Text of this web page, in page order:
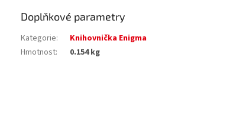
Doplňkové parametry
Kategorie:
Knihovnička Enigma
Hmotnost: 0.154 kg